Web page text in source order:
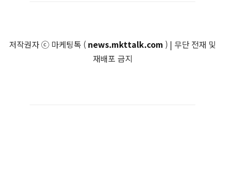
저작권자 ⓒ 마케팅톡 ( news.mkttalk.com ) | 무단 전재 및
재배포 금지